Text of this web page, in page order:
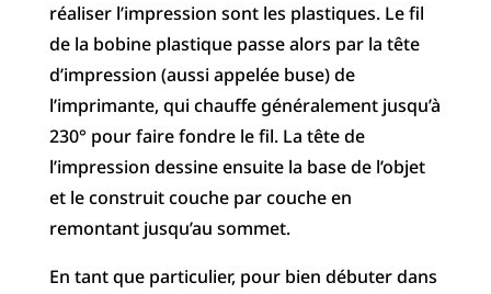
réaliser l’impression sont les plastiques. Le fil
de la bobine plastique passe alors par la tête
d’impression (aussi appelée buse) de
l’imprimante, qui chauffe généralement jusqu’à
230° pour faire fondre le fil. La tête de
l’impression dessine ensuite la base de l’objet
et le construit couche par couche en
remontant jusqu’au sommet.
En tant que particulier, pour bien débuter dans